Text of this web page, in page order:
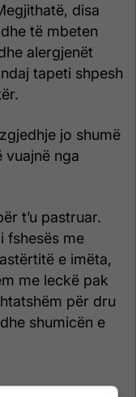
disa
të mbeten
alergjenët
tapeti shpesh
jo shumë
vuajnë nga
t’u pastruar.
fshesës me
e imëta,
me leckë pak
për dru
shumicën e